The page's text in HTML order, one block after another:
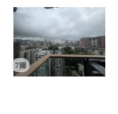
7圖